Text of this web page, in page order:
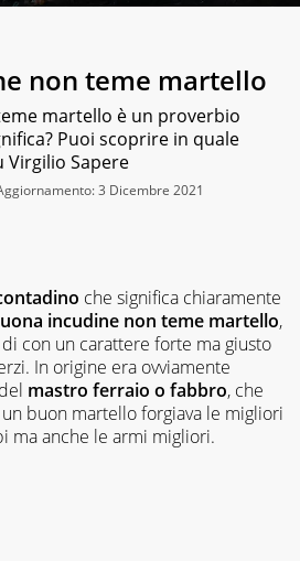
non teme martello
martello è un proverbio
Puoi scoprire in quale
Virgilio Sapere
3 Dicembre 2021
che significa chiaramente
incudine non teme martello,
con un carattere forte ma giusto
In origine era ovviamente
mastro ferraio o fabbro, che
buon martello forgiava le migliori
ma anche le armi migliori.